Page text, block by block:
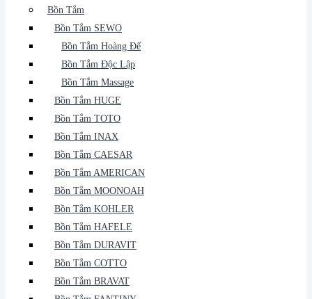
Bồn Tắm
Bồn Tắm SEWO
Bồn Tắm Hoàng Đế
Bồn Tắm Độc Lập
Bồn Tắm Massage
Bồn Tắm HUGE
Bồn Tắm TOTO
Bồn Tắm INAX
Bồn Tắm CAESAR
Bồn Tắm AMERICAN
Bồn Tắm MOONOAH
Bồn Tắm KOHLER
Bồn Tắm HAFELE
Bồn Tắm DURAVIT
Bồn Tắm COTTO
Bồn Tắm BRAVAT